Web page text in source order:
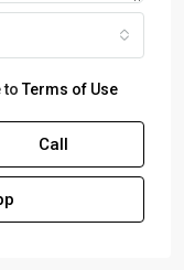
toTerms of Use
Call